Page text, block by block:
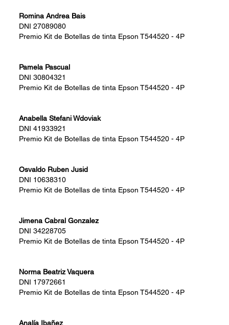
Romina Andrea Bais
DNI 27089080
Premio Kit de Botellas de tinta Epson T544520 - 4P
Pamela Pascual
DNI 30804321
Premio Kit de Botellas de tinta Epson T544520 - 4P
Anabella Stefani Wdoviak
DNI 41933921
Premio Kit de Botellas de tinta Epson T544520 - 4P
Osvaldo Ruben Jusid
DNI 10638310
Premio Kit de Botellas de tinta Epson T544520 - 4P
Jimena Cabral Gonzalez
DNI 34228705
Premio Kit de Botellas de tinta Epson T544520 - 4P
Norma Beatriz Vaquera
DNI 17972661
Premio Kit de Botellas de tinta Epson T544520 - 4P
Analía Ibañez